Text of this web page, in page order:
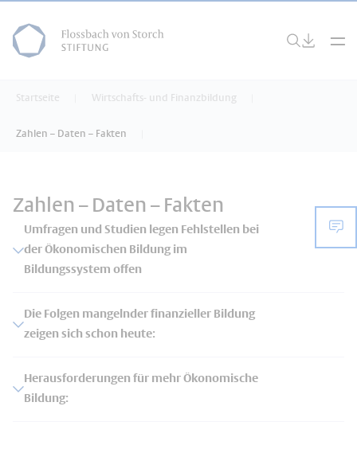
Startseite Wirtschafts- und Finanzbildung
Zahlen – Daten – Fakten
Zahlen – Daten – Fakten
Umfragen und Studien legen Fehlstellen bei
der Ökonomischen Bildung im
Bildungssystem offen
Die Folgen mangelnder finanzieller Bildung
zeigen sich schon heute:
Herausforderungen für mehr Ökonomische
Bildung: